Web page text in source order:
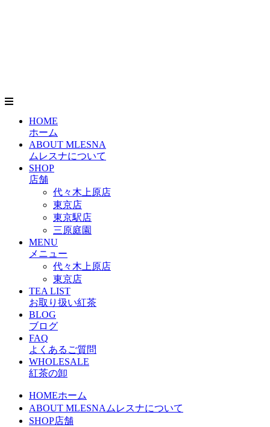
HOME
ホーム
ABOUT MLESNA
ムレスナについて
SHOP
店舗
代々木上原店
東京店
東京駅店
三原庭園
MENU
メニュー
代々木上原店
東京店
TEA LIST
お取り扱い紅茶
BLOG
ブログ
FAQ
よくあるご質問
WHOLESALE
紅茶の卸
HOMEホーム
ABOUT MLESNAムレスナについて
SHOP店舗